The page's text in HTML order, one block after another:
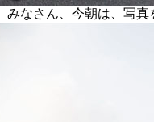
みなさん、今朝は、写真